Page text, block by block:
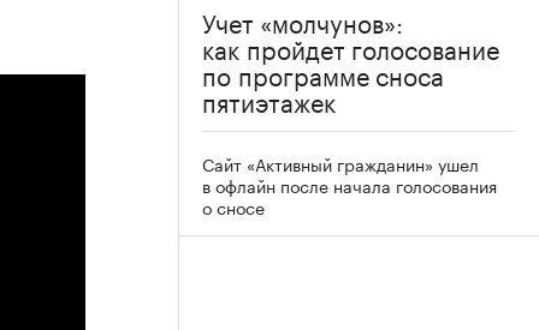
Учет «молчунов»:
как пройдет голосование
по программе сноса
пятиэтажек
Сайт «Активный гражданин» ушел
в офлайн после начала голосования
о сносе